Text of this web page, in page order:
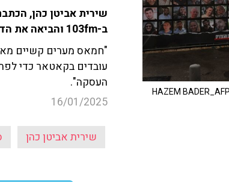
שירית אביטן כהן,
ב-103fm והביאה את הדיווחים האחרונים על הקשיים במשא ומתן בעסקת החטופים.
"חמאס מערים קשיים
עובדים בקאטאר כדי
העסקה".
16/01/2025
שירית אביטן כהן